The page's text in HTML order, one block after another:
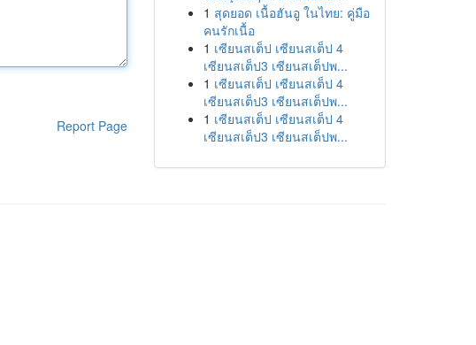
Report Page
1 สุดยอด เนื้อฮันอู ในไทย: คู่มือ
คนรักเนื้อ
1 เซียนสเต็ป เซียนสเต็ป 4
เซียนสเต็ป3 เซียนสเต็ปพ...
1 เซียนสเต็ป เซียนสเต็ป 4
เซียนสเต็ป3 เซียนสเต็ปพ...
1 เซียนสเต็ป เซียนสเต็ป 4
เซียนสเต็ป3 เซียนสเต็ปพ...